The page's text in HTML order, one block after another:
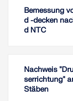
Bemessung
d -decken
d NTC
Nachweis
serrichtung"
Stäben